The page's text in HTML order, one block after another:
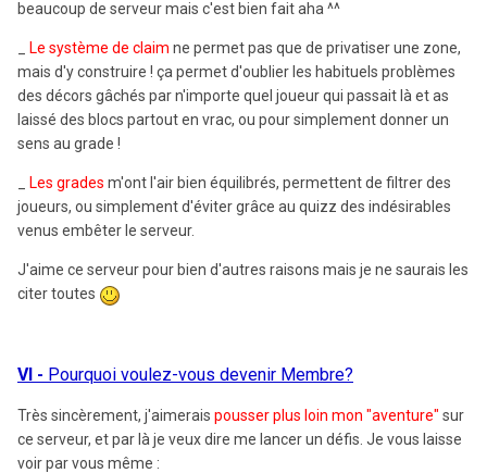
beaucoup de serveur mais c'est bien fait aha ^^
Le système de claim ne permet pas que de privatiser une zone,
mais d'y construire ! ça permet d'oublier les habituels problèmes
des décors gâchés par n'importe quel joueur qui passait là et as
laissé des blocs partout en vrac, ou pour simplement donner un
sens au grade !
Les grades m'ont l'air bien équilibrés, permettent de filtrer des
joueurs, ou simplement d'éviter grâce au quizz des indésirables
venus embêter le serveur.
J'aime ce serveur pour bien d'autres raisons mais je ne saurais les
citer toutes
VI - Pourquoi voulez-vous devenir Membre?
Très sincèrement, j'aimerais pousser plus loin mon "aventure" sur
ce serveur, et par là je veux dire me lancer un défis. Je vous laisse
voir par vous même :